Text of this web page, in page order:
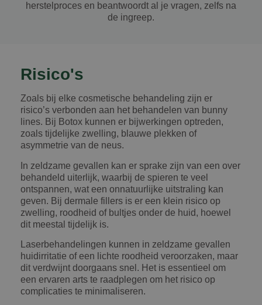
herstelproces en beantwoordt al je vragen, zelfs na
de ingreep.
Risico's
Zoals bij elke cosmetische behandeling zijn er
risico’s verbonden aan het behandelen van bunny
lines. Bij Botox kunnen er bijwerkingen optreden,
zoals tijdelijke zwelling, blauwe plekken of
asymmetrie van de neus.
In zeldzame gevallen kan er sprake zijn van een over
behandeld uiterlijk, waarbij de spieren te veel
ontspannen, wat een onnatuurlijke uitstraling kan
geven. Bij dermale fillers is er een klein risico op
zwelling, roodheid of bultjes onder de huid, hoewel
dit meestal tijdelijk is.
Laserbehandelingen kunnen in zeldzame gevallen
huidirritatie of een lichte roodheid veroorzaken, maar
dit verdwijnt doorgaans snel. Het is essentieel om
een ervaren arts te raadplegen om het risico op
complicaties te minimaliseren.